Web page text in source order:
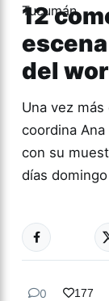
12
del
Una vez más
coordina
con su
días
CULTURA
0 177